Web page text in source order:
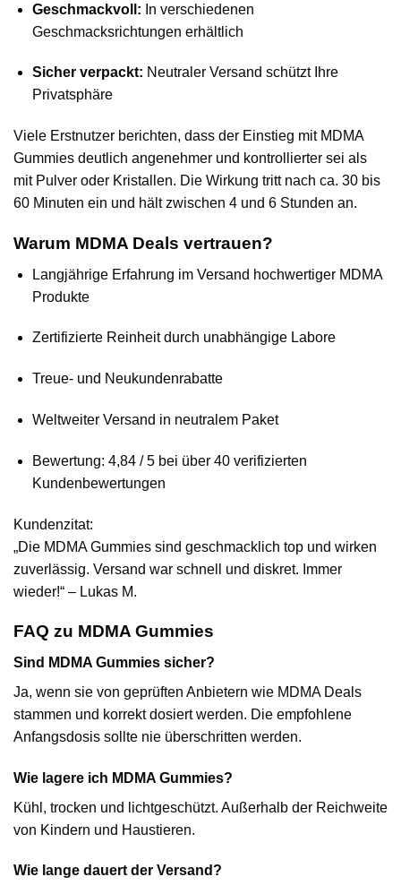
Geschmackvoll: In verschiedenen
Geschmacksrichtungen erhältlich
Sicher verpackt: Neutraler Versand schützt Ihre
Privatsphäre
Viele Erstnutzer berichten, dass der Einstieg mit MDMA
Gummies deutlich angenehmer und kontrollierter sei als
mit Pulver oder Kristallen. Die Wirkung tritt nach ca. 30 bis
60 Minuten ein und hält zwischen 4 und 6 Stunden an.
Warum MDMA Deals vertrauen?
Langjährige Erfahrung im Versand hochwertiger MDMA
Produkte
Zertifizierte Reinheit durch unabhängige Labore
Treue- und Neukundenrabatte
Weltweiter Versand in neutralem Paket
Bewertung: 4,84 / 5 bei über 40 verifizierten
Kundenbewertungen
Kundenzitat:
„Die MDMA Gummies sind geschmacklich top und wirken
zuverlässig. Versand war schnell und diskret. Immer
wieder!“ – Lukas M.
FAQ zu MDMA Gummies
Sind MDMA Gummies sicher?
Ja, wenn sie von geprüften Anbietern wie MDMA Deals
stammen und korrekt dosiert werden. Die empfohlene
Anfangsdosis sollte nie überschritten werden.
Wie lagere ich MDMA Gummies?
Kühl, trocken und lichtgeschützt. Außerhalb der Reichweite
von Kindern und Haustieren.
Wie lange dauert der Versand?